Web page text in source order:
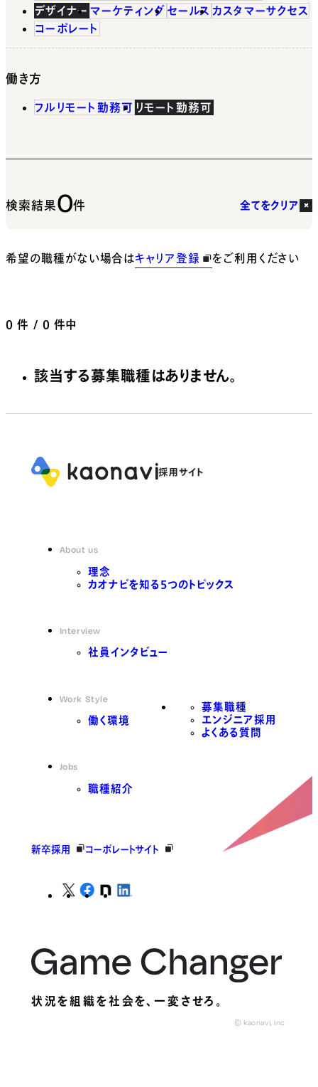
デザイナー マーケティング セールス カスタマーサクセス
コーポレート
働き方
フルリモート勤務可 リモート勤務可
検索結果0件 全てをクリア
希望の職種がない場合はキャリア登録 をご利用ください
0 件 / 0 件中
該当する募集職種はありません。
About us
理念
カオナビを知る5つのトピックス
Interview
社員インタビュー
Work Style
働く環境
Jobs
職種紹介
募集職種
エンジニア採用
よくある質問
新卒採用 コーポレートサイト
状況を組織を社会を、一変させろ。
© kaonavi, Inc